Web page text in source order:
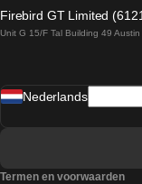
Firebird GT Limited
Unit G 15/F Tal Building 49
Nederlands
Termen en voorwaarden